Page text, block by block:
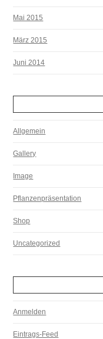
Mai 2015
März 2015
Juni 2014
Allgemein
Gallery
Image
Pflanzenpräsentation
Shop
Uncategorized
Anmelden
Eintrags-Feed